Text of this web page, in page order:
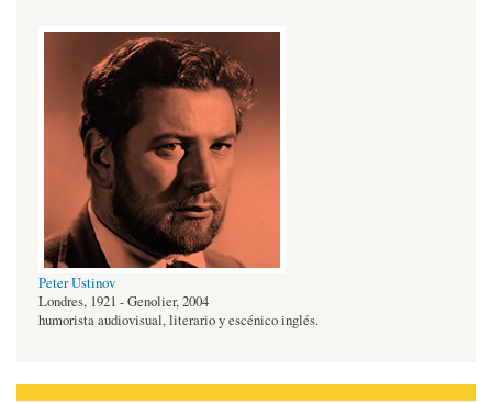
Peter Ustinov
Londres, 1921 - Genolier, 2004
humorista audiovisual, literario y escénico inglés.